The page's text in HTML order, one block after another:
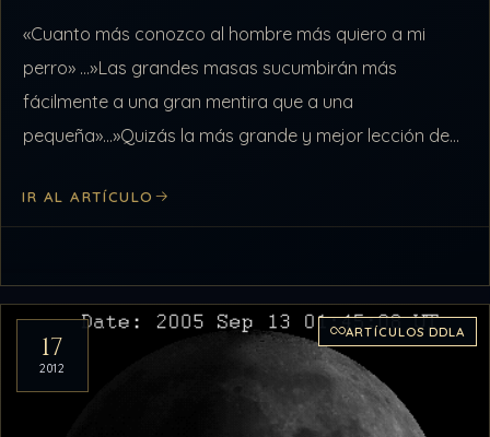
«Cuanto más conozco al hombre más quiero a mi
perro» …»Las grandes masas sucumbirán más
fácilmente a una gran mentira que a una
pequeña»…»Quizás la más grande y mejor lección de
IR AL ARTÍCULO
17
2012
ARTÍCULOS DDLA